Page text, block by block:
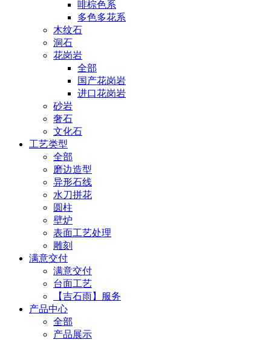
啡棕色系
多色多花系
木纹石
洞石
花岗岩
全部
国产花岗岩
进口花岗岩
砂岩
奢石
文化石
工艺类型
全部
磨边造型
异形石线
水刀拼花
圆柱
壁炉
表面工艺处理
雕刻
满意交付
满意交付
台面工艺
【吉石雨】服务
产品中心
全部
产品展示